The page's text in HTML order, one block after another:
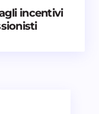
incentivi